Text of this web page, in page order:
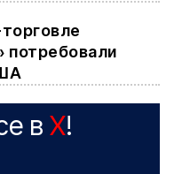
потребовали
в X!